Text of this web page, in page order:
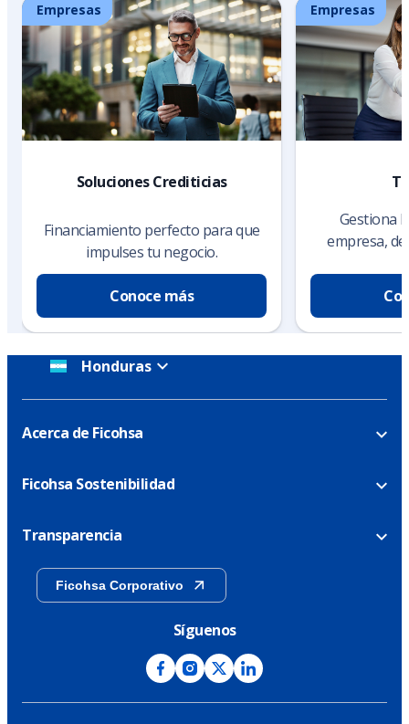
Empresas
Soluciones Crediticias
Financiamiento perfecto para que
impulses tu negocio.
Conoce más
Empresas
Gestiona
empresa,
Honduras
Acerca de Ficohsa
Ficohsa Sostenibilidad
Transparencia
Ficohsa Corporativo
Síguenos